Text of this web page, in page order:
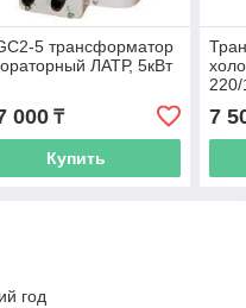
5 трансформатор
ЛАТР, 5кВт
000₸
Купить
7
год